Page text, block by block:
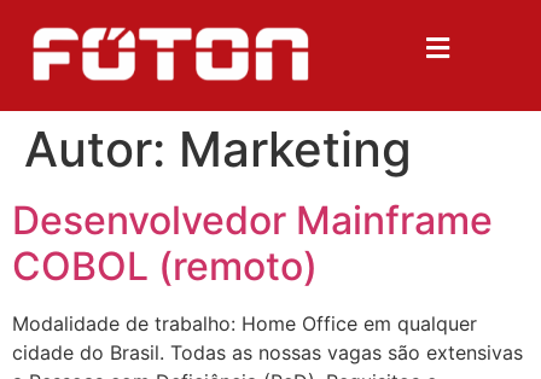
Autor: Marketing
Desenvolvedor Mainframe
COBOL (remoto)
Modalidade de trabalho: Home Office em qualquer
cidade do Brasil. Todas as nossas vagas são extensivas